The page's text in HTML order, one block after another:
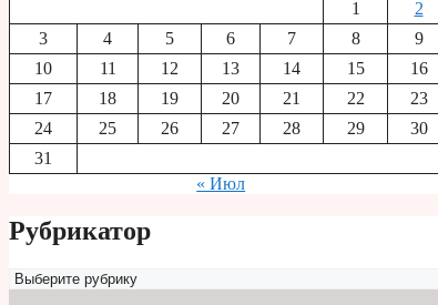
1
2
3
4 5 6 7 8
9
10
11 12 13 14 15
16
17
18 19 20 21 22
23
24
25 26 27 28 29
30
31
« Июл
Рубрикатор
Рубрикатор